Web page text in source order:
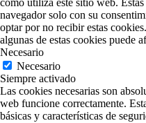
cómo utiliza este sitio web.
navegador solo con su
optar por no recibir estas
algunas de estas cookies puede
Necesario
Necesario
Siempre activado
Las cookies necesarias son
web funcione correctamente.
básicas y características de